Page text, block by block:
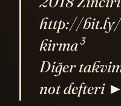
http://
kirma3
Diğer
not defteri